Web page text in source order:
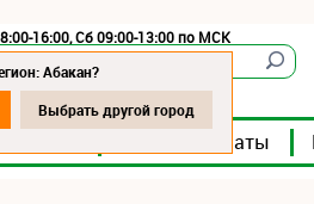
16:00, Сб 09:00-13:00 по МСК
Мясокомбинаты
Абакан?
Выбрать другой город